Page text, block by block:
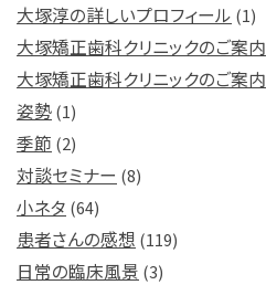
大塚淳の詳しいプロフィール (1)
大塚矯正歯科クリニックのご案内
大塚矯正歯科クリニックのご案内
姿勢(1)
季節 (2)
対談セミナー (8)
小ネタ (64)
患者さんの感想 (119)
日常の臨床風景 (3)